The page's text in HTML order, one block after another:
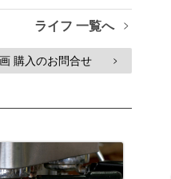
ライフ 一覧へ >
購入のお問合せ >